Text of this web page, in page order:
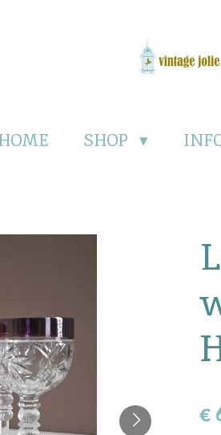
SHOP
€